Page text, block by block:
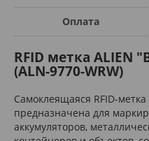
Оплата
RFID метка ALIEN
(ALN-9770-WRW)
Самоклеящаяся RFID-
предназначена для
аккумуляторов,